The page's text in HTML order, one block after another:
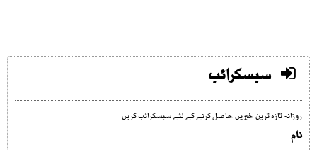
سبسکرائب
روزانہ تازہ ترین خبریں حاصل کرنے کے لئے سبسکرائب کریں
نام